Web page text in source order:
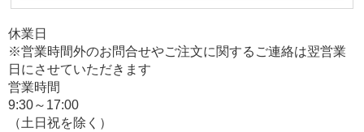
休業日
※営業時間外のお問合せやご注文に関するご連絡は翌営業
日にさせていただきます
営業時間
9:30～17:00
（土日祝を除く）